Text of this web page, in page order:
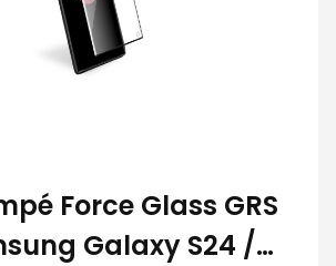
Force Glass GRS
Galaxy S24 /